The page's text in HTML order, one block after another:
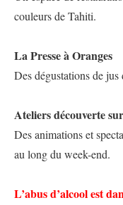
couleurs de Tahiti.
La Presse à Oranges
Des dégustations de jus
Ateliers découverte
Des animations et
au long du week-end.
L’abus d’alcool est